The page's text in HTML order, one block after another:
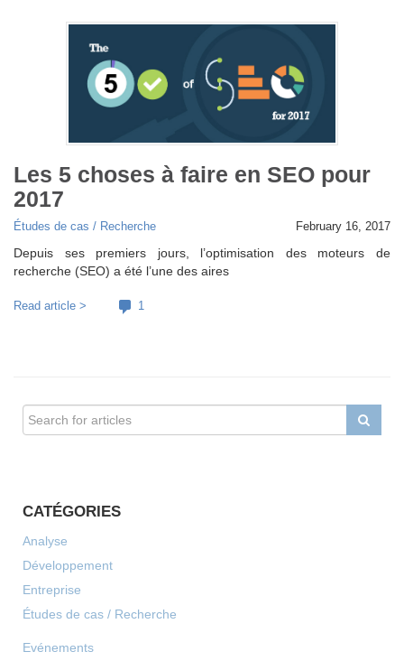
Les 5 choses à faire en SEO pour
2017
Études de cas / Recherche February 16, 2017
Depuis ses premiers jours, l’optimisation des moteurs de
recherche (SEO) a été l’une des aires
Read article > 1
CATÉGORIES
Analyse
Développement
Entreprise
Études de cas / Recherche
Evénements